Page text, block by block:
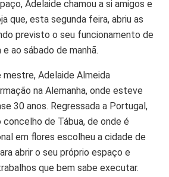
Adelaide chamou a si amigos e
que, esta segunda feira, abriu as
previsto o seu funcionamento de
ao sábado de manhã.
Adelaide Almeida
na Alemanha, onde esteve
30 anos. Regressada a Portugal,
de Tábua, de onde é
em flores escolheu a cidade de
abrir o seu próprio espaço e
que bem sabe executar.